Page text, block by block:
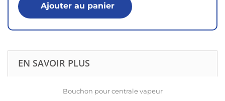
Ajouter au panier
EN SAVOIR PLUS
Bouchon pour centrale vapeur